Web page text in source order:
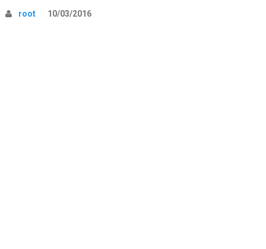
root 10/03/2016